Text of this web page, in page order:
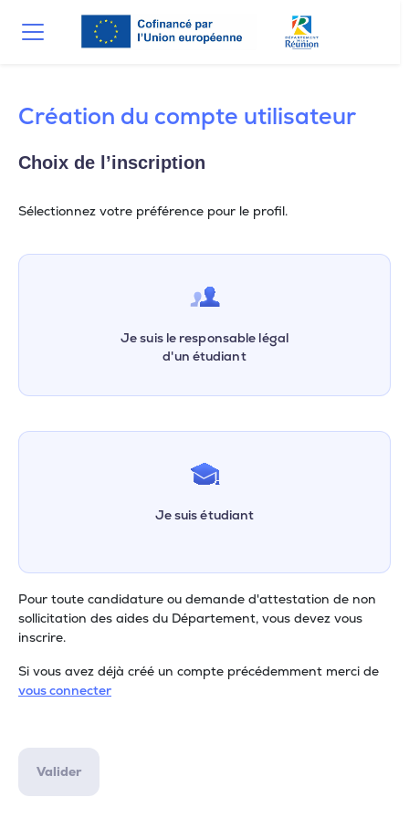
Création du compte utilisateur
Choix de l’inscription
Sélectionnez votre préférence pour le profil.
Je suis le responsable légal
d'un étudiant
Je suis étudiant
Pour toute candidature ou demande d'attestation de non
sollicitation des aides du Département, vous devez vous
inscrire.
Si vous avez déjà créé un compte précédemment merci de
vous connecter
Valider